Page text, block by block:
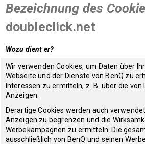
Bezeichnung des
doubleclick.net
Wozu dient er?
Wir verwenden Cookies, um Daten über
Webseite und der Dienste von BenQ zu
Interessen zu ermitteln, z. B. über die
Anzeigen.
Derartige Cookies werden auch
Anzeigen zu begrenzen und die
Werbekampagnen zu ermitteln. Die
ausschließlich von BenQ und seinen